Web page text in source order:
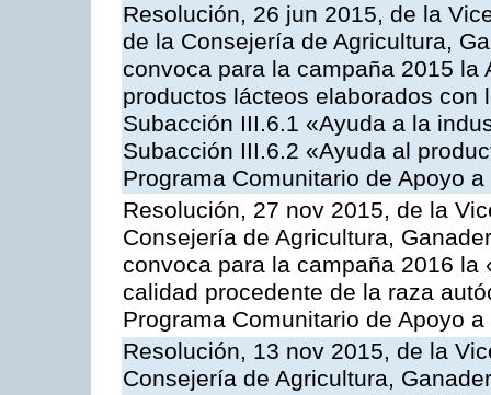
Resolución, 26 jun 2015, de la
de la Consejería de Agricultura,
convoca para la campaña 2015
productos lácteos elaborados
Subacción III.6.1 «Ayuda a la
Subacción III.6.2 «Ayuda al
Programa Comunitario de Apoyo
Resolución, 27 nov 2015, de la
Consejería de Agricultura,
convoca para la campaña 2016
calidad procedente de la raza
Programa Comunitario de Apoyo
Resolución, 13 nov 2015, de la
Consejería de Agricultura,